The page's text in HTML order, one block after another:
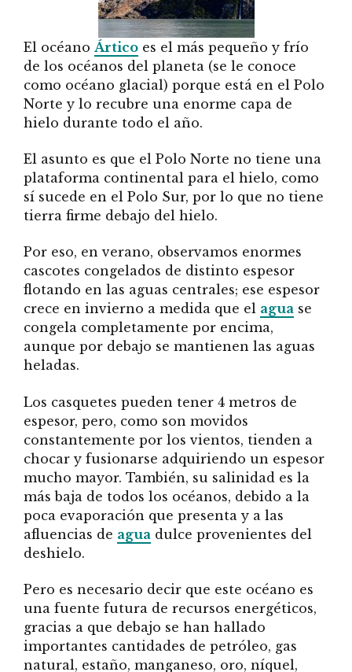
El océano Ártico es el más pequeño y frío
de los océanos del planeta (se le conoce
como océano glacial) porque está en el Polo
Norte y lo recubre una enorme capa de
hielo durante todo el año.
El asunto es que el Polo Norte no tiene una
plataforma continental para el hielo, como
sí sucede en el Polo Sur, por lo que no tiene
tierra firme debajo del hielo.
Por eso, en verano, observamos enormes
cascotes congelados de distinto espesor
flotando en las aguas centrales; ese espesor
crece en invierno a medida que el agua se
congela completamente por encima,
aunque por debajo se mantienen las aguas
heladas.
Los casquetes pueden tener 4 metros de
espesor, pero, como son movidos
constantemente por los vientos, tienden a
chocar y fusionarse adquiriendo un espesor
mucho mayor. También, su salinidad es la
más baja de todos los océanos, debido a la
poca evaporación que presenta y a las
afluencias de agua dulce provenientes del
deshielo.
Pero es necesario decir que este océano es
una fuente futura de recursos energéticos,
gracias a que debajo se han hallado
importantes cantidades de petróleo, gas
natural, estaño, manganeso, oro, níquel,